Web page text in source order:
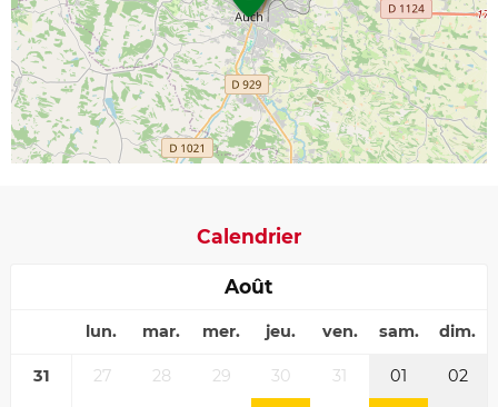
Calendrier
Août
lun. mar. mer. jeu. ven. sam. dim.
31 27 28 29 30 31 01 02